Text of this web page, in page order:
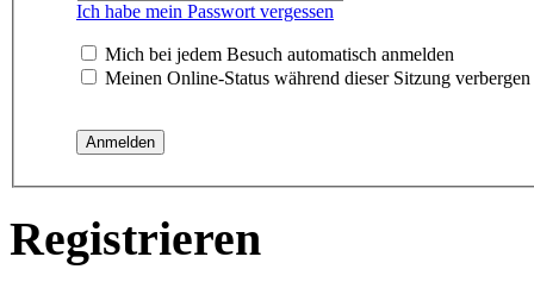
Ich habe mein Passwort vergessen
Mich bei jedem Besuch automatisch anmelden
Meinen Online-Status während dieser Sitzung verbergen
Registrieren